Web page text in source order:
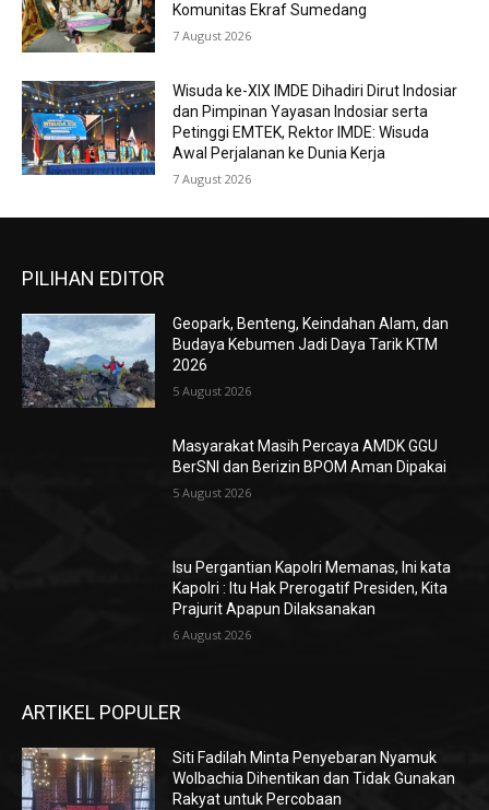
Komunitas Ekraf Sumedang
7 August 2026
Wisuda ke-XIX IMDE Dihadiri Dirut Indosiar
dan Pimpinan Yayasan Indosiar serta
Petinggi EMTEK, Rektor IMDE: Wisuda
Awal Perjalanan ke Dunia Kerja
7 August 2026
PILIHAN EDITOR
Geopark, Benteng, Keindahan Alam, dan
Budaya Kebumen Jadi Daya Tarik KTM
2026
5 August 2026
Masyarakat Masih Percaya AMDK GGU
BerSNI dan Berizin BPOM Aman Dipakai
5 August 2026
Isu Pergantian Kapolri Memanas, Ini kata
Kapolri : Itu Hak Prerogatif Presiden, Kita
Prajurit Apapun Dilaksanakan
6 August 2026
ARTIKEL POPULER
Siti Fadilah Minta Penyebaran Nyamuk
Wolbachia Dihentikan dan Tidak Gunakan
Rakyat untuk Percobaan